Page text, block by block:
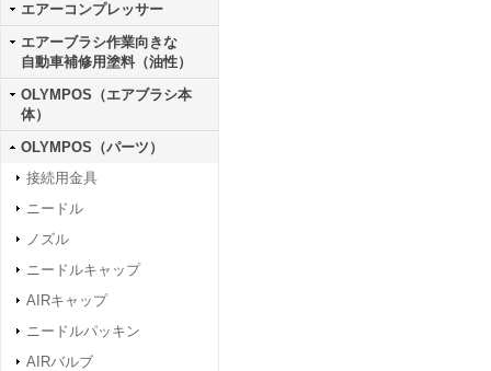
エアーコンプレッサー
エアーブラシ作業向きな
自動車補修用塗料（油性）
OLYMPOS（エアブラシ本
体）
OLYMPOS（パーツ）
接続用金具
ニードル
ノズル
ニードルキャップ
AIRキャップ
ニードルパッキン
AIRバルブ